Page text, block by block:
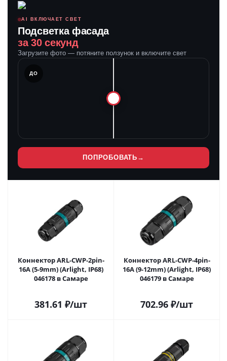
AI ВКЛЮЧАЕТ СВЕТ
Подсветка фасада
за 30 секунд
Загрузите фото — потяните ползунок и включите свет
ДО
ПОПРОБОВАТЬ →
Коннектор ARL-CWP-2pin-
16A (5-9mm) (Arlight, IP68)
046178 в Самаре
381.61 ₽/шт
Коннектор ARL-CWP-4pin-
16A (9-12mm) (Arlight, IP68)
046179 в Самаре
702.96 ₽/шт